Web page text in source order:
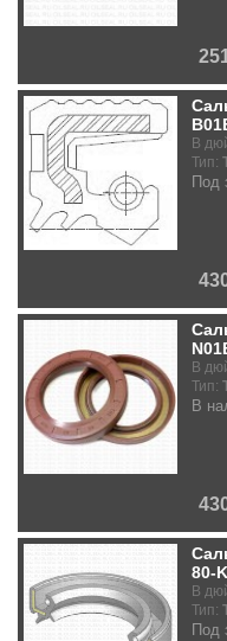
В
Тип:
Под
В
Тип:
В
80-
В
Тип:
Под